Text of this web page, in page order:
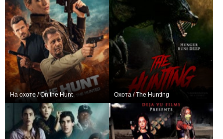
На охоте / On the Hunt Охота / The Hunting